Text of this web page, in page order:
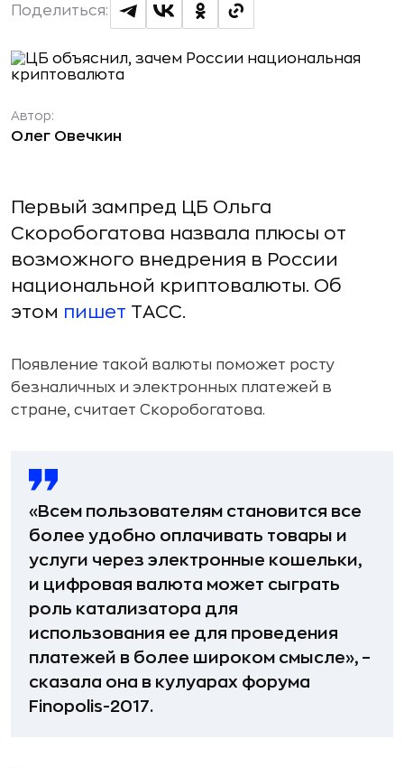
Поделиться:
Автор:
Олег Овечкин
Первый зампред ЦБ Ольга
Скоробогатова назвала плюсы от
возможного внедрения в России
национальной криптовалюты. Об
этом пишет ТАСС.
Появление такой валюты поможет росту
безналичных и электронных платежей в
стране, считает Скоробогатова.
«Всем пользователям становится все
более удобно оплачивать товары и
услуги через электронные кошельки,
и цифровая валюта может сыграть
роль катализатора для
использования ее для проведения
платежей в более широком смысле», –
сказала она в кулуарах форума
Finopolis-2017.